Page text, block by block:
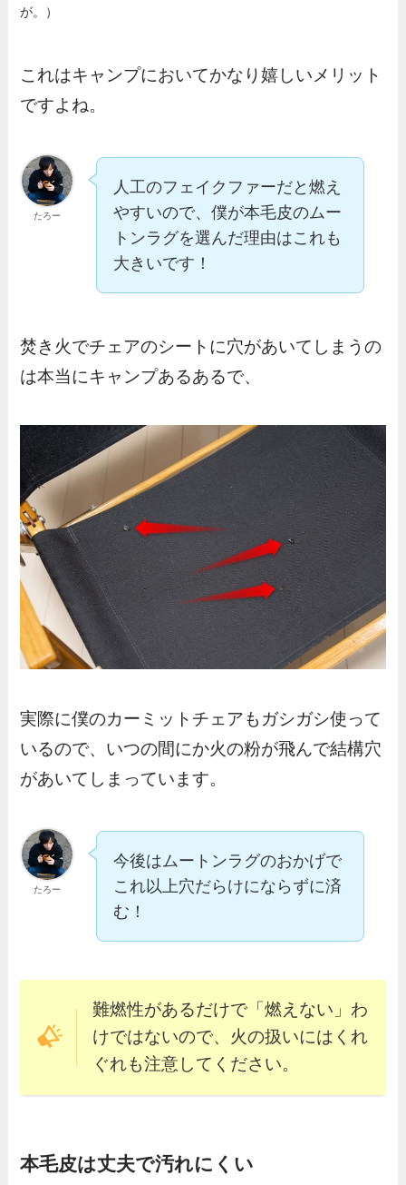
が。）
これはキャンプにおいてかなり嬉しいメリット
ですよね。
たろー
人工のフェイクファーだと燃え
やすいので、僕が本毛皮のムー
トンラグを選んだ理由はこれも
大きいです！
焚き火でチェアのシートに穴があいてしまうの
は本当にキャンプあるあるで、
実際に僕のカーミットチェアもガシガシ使って
いるので、いつの間にか火の粉が飛んで結構穴
があいてしまっています。
たろー
今後はムートンラグのおかげで
これ以上穴だらけにならずに済
む！
難燃性があるだけで「燃えない」わ
けではないので、火の扱いにはくれ
ぐれも注意してください。
本毛皮は丈夫で汚れにくい